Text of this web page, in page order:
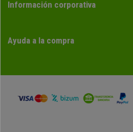
Información corporativa
Ayuda a la compra